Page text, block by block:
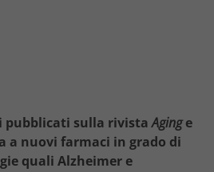
pubblicati sulla rivistaAginge
a nuovi farmaci in grado di
quali Alzheimer e